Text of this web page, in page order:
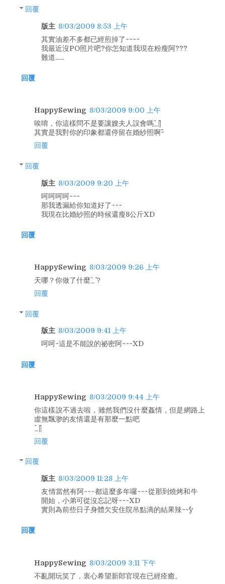
回覆
版主 8/03/2009 8:53 上午
其實油差不多都已經煎掉了~~~~
我最近沒PO照片吧?你怎知道我現在粉瘦阿???
難道......
回覆
HappySewing 8/03/2009 9:00 上午
唉唷，你這樣問不是要讓嫂夫人誤會嗎^_^||
其實是我對你的印象都還停留在婚紗照啊^^~
回覆
回覆
版主 8/03/2009 9:20 上午
呵呵呵呵~~~
那我透漏給你知道好了~~~
我現在比婚紗照的時候還瘦8公斤XD
回覆
HappySewing 8/03/2009 9:26 上午
天哪？你做了什麼^_^？
回覆
回覆
版主 8/03/2009 9:41 上午
呵呵~這是不能說的祕密阿~~~XD
回覆
HappySewing 8/03/2009 9:44 上午
你這樣說不過去啦，雖然我們沒什麼姦情，但是網路上
虛無飄渺的友情還是有那麼一點吧
^_^||
回覆
回覆
版主 8/03/2009 11:28 上午
友情當然有阿~~~都這麼多年囉~~~從那到燒烤和牛
開始，小弟可從沒忘記呀~~~XD
實則為前些日子身體欠安住院吊點滴的結果辣~~^^y
回覆
HappySewing 8/03/2009 3:11 下午
不亂開玩笑了，衷心希望新郎官現在已經痊癒。